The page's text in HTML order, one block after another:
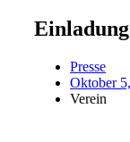
Presse
Oktober
Verein